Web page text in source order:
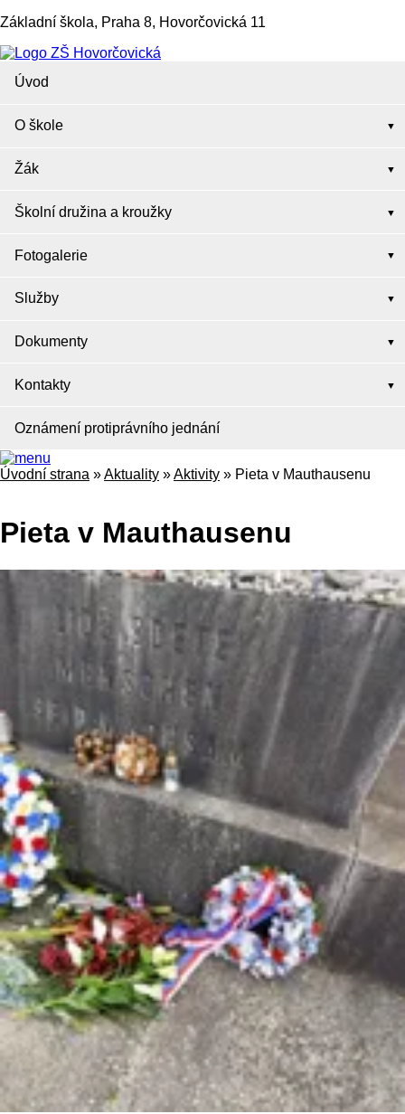
Základní škola, Praha 8, Hovorčovická 11
Úvod
O škole
Žák
Školní družina a kroužky
Fotogalerie
Služby
Dokumenty
Kontakty
Oznámení protiprávního jednání
Úvodní strana »Aktuality »Aktivity » Pieta v Mauthausenu
Pieta v Mauthausenu